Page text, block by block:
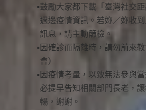
鼓勵大家都下載「臺灣社交
週邊疫情資訊。若妳／妳收
訊息，請主動篩檢。
因確診而隔離時，請勿前來
會）
因疫情考量，以致無法參與
必提早告知相關部門長老，
暢，謝謝。